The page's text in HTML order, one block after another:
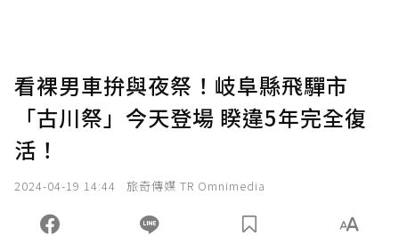
看裸男車拚與夜祭！岐阜縣飛驒市
「古川祭」今天登場 睽違5年完全復
活！
2024-04-19 14:44 旅奇傳媒 TR Omnimedia